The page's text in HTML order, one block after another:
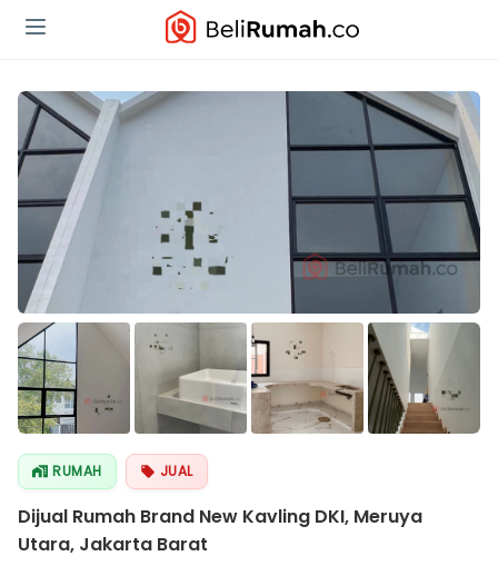
RUMAH JUAL
Dijual Rumah Brand New Kavling DKI, Meruya
Utara, Jakarta Barat